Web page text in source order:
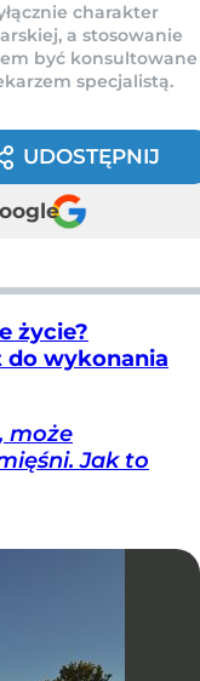
charakter
a stosowanie
być konsultowane
specjalistą.
UDOSTĘPNIJ
życie?
wykonania
może
Jak to